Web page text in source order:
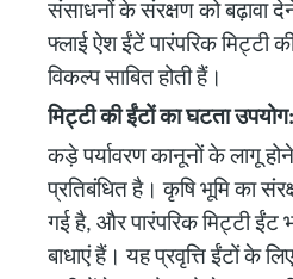
संसाधनों के संरक्षण को बढ़ावा
फ्लाई ऐश ईंटें पारंपरिक मिट्टी
विकल्प साबित होती हैं।
मिट्टी की ईंटों का घटता उपयोग:
कड़े पर्यावरण कानूनों के लागू
प्रतिबंधित है। कृषि भूमि का
गई है, और पारंपरिक मिट्टी
बाधाएं हैं। यह प्रवृत्ति ईंटों के